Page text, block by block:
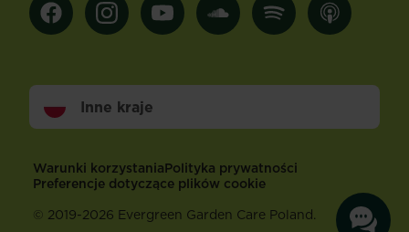
Inne kraje
Footer
Warunki korzystaniaPolityka prywatności
Preferencje dotyczące plików cookie
© 2019-2026 Evergreen Garden Care Poland.